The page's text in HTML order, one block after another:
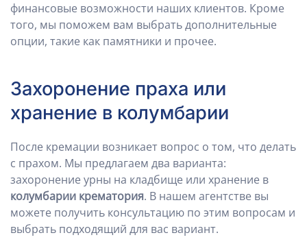
финансовые возможности наших клиентов. Кроме
того, мы поможем вам выбрать дополнительные
опции, такие как памятники и прочее.
Захоронение праха или
хранение в колумбарии
После кремации возникает вопрос о том, что делать
с прахом. Мы предлагаем два варианта:
захоронение урны на кладбище или хранение в
колумбарии крематория. В нашем агентстве вы
можете получить консультацию по этим вопросам и
выбрать подходящий для вас вариант.